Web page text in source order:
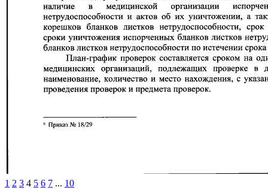
1 2 3 4 5 6 7 ... 10